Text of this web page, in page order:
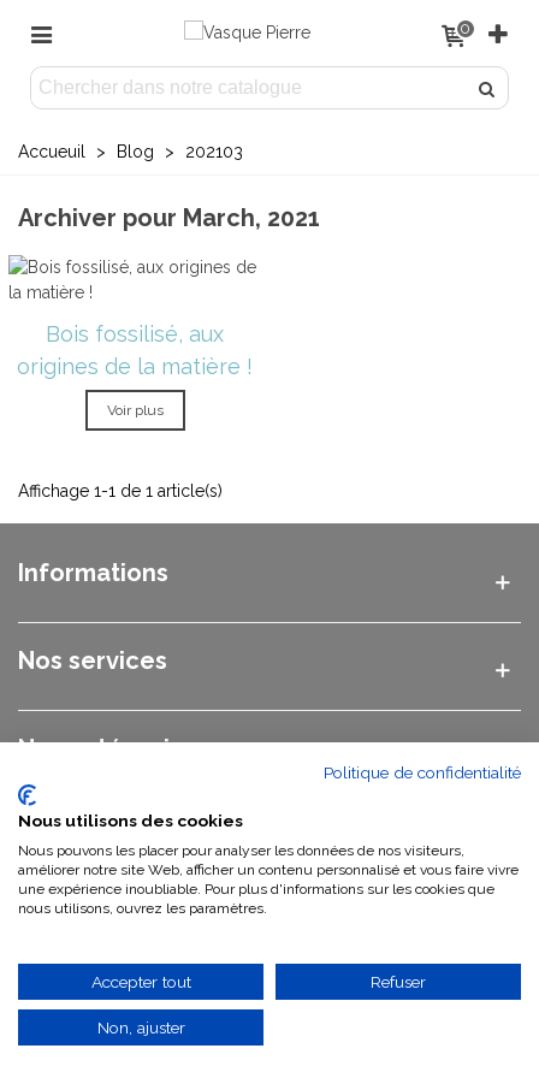
0
Accueuil > Blog > 202103
Archiver pour March, 2021
Bois fossilisé, aux
origines de la matière !
Voir plus
Affichage 1-1 de 1 article(s)
Informations
Nos services
Nos catégories
Nous contacter
Qui sommes-nous ?
©2026 Vasque Pierre GWEB SAS
Politique de confidentialité
Nous utilisons des cookies
Nous pouvons les placer pour analyser les données de nos visiteurs,
améliorer notre site Web, afficher un contenu personnalisé et vous faire vivre
une expérience inoubliable. Pour plus d'informations sur les cookies que
nous utilisons, ouvrez les paramètres.
Accepter tout Refuser
Non, ajuster